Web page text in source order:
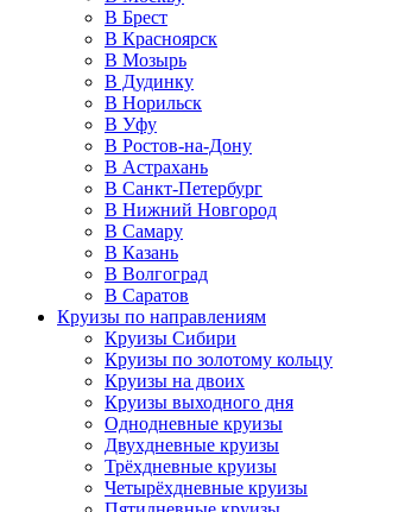
В Брест
В Красноярск
В Мозырь
В Дудинку
В Норильск
В Уфу
В Ростов-на-Дону
В Астрахань
В Санкт-Петербург
В Нижний Новгород
В Самару
В Казань
В Волгоград
В Саратов
Круизы по направлениям
Круизы Сибири
Круизы по золотому кольцу
Круизы на двоих
Круизы выходного дня
Однодневные круизы
Двухдневные круизы
Трёхдневные круизы
Четырёхдневные круизы